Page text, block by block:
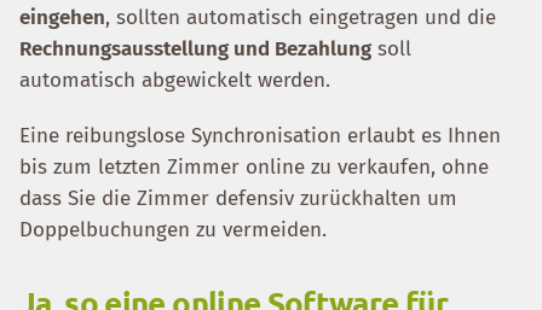
eingehen, sollten automatisch eingetragen und die
Rechnungsausstellung und Bezahlung soll
automatisch abgewickelt werden.
Eine reibungslose Synchronisation erlaubt es Ihnen
bis zum letzten Zimmer online zu verkaufen, ohne
dass Sie die Zimmer defensiv zurückhalten um
Doppelbuchungen zu vermeiden.